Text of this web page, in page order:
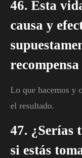
46. Esta
causa y
Lo que hacemos y
el resultado.
47. ¿Serías
si estás